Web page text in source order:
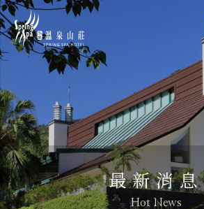
最新消息
Hot News